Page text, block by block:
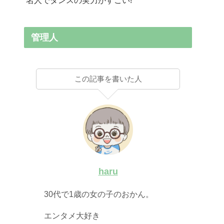
管理人
この記事を書いた人
haru
30代で1歳の女の子のおかん。
エンタメ大好き